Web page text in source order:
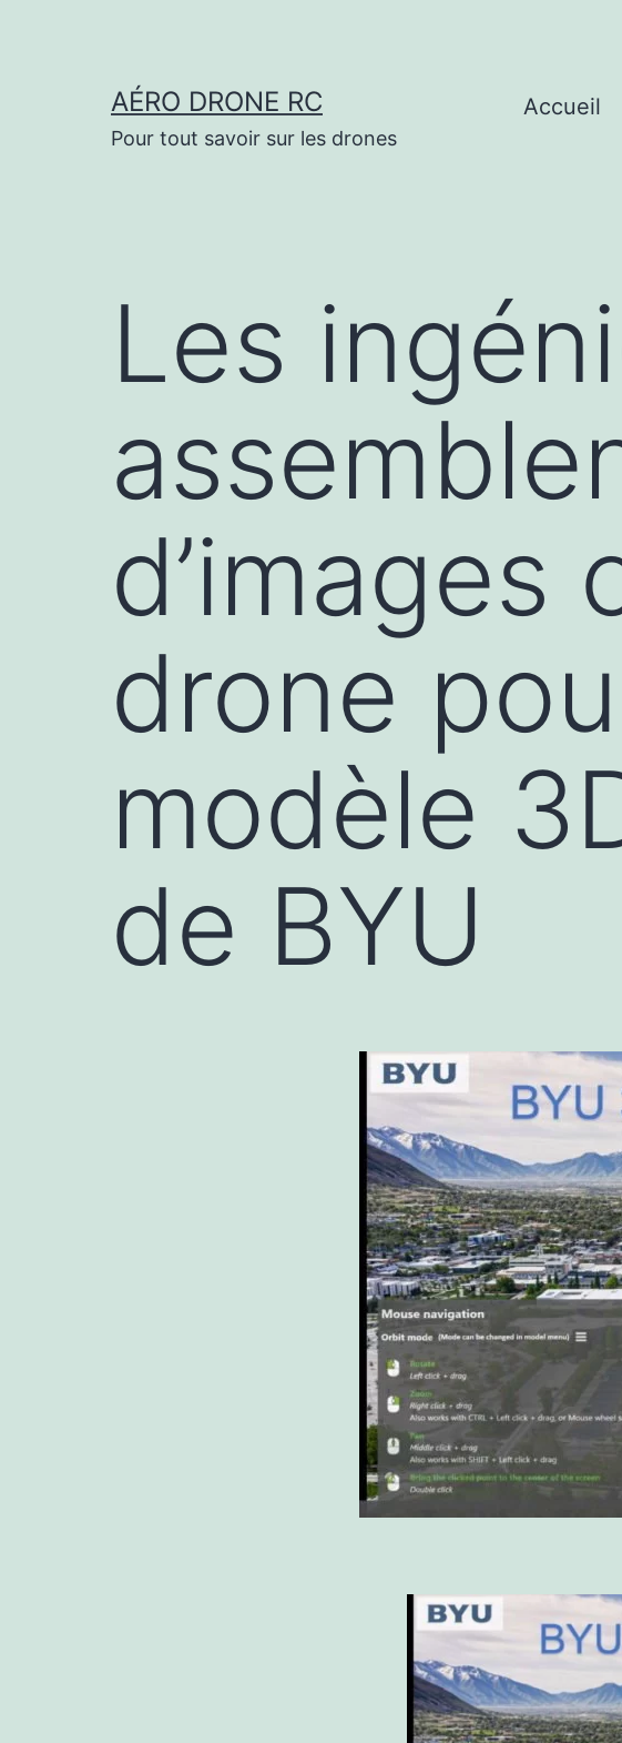
AÉRO DRONE RC
Pour tout savoir sur les drones
Accueil
Les
d’images
drone
modèle
de BYU